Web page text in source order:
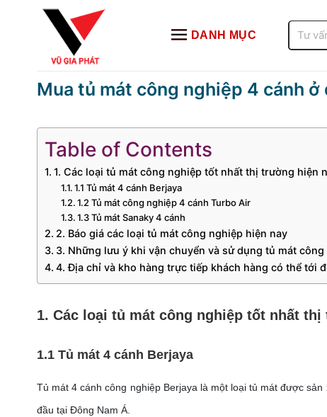
DANH MỤC
kiếm:
Mua tủ mát công nghiệp 4 cánh ở
Table of Contents
1. Các loại tủ mát công nghiệp tốt nhất thị trường hiện
1.1 Tủ mát 4 cánh Berjaya
1.2 Tủ mát công nghiệp 4 cánh Turbo Air
1.3 Tủ mát Sanaky 4 cánh
2. Báo giá các loại tủ mát công nghiệp hiện nay
3. Những lưu ý khi vận chuyển và sử dụng tủ mát
4. Địa chỉ và kho hàng trực tiếp khách hàng có thể tới
1. Các loại tủ mát công nghiệp tốt nhất
1.1 Tủ mát 4 cánh Berjaya
Tủ mát 4 cánh công nghiệp Berjaya là một loại tủ mát được
đầu tại Đông Nam Á.